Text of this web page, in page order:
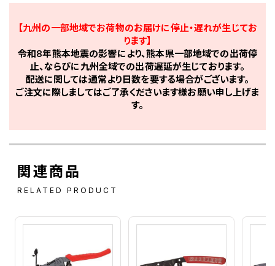
【九州の一部地域でお荷物のお届けに停止・遅れが生じてお
ります】
令和8年熊本地震の影響により、熊本県一部地域での出荷停
止、ならびに九州全域での出荷遅延が生じております。
配送に関しては通常より日数を要する場合がございます。
ご注文に際しましてはご了承くださいます様お願い申し上げま
す。
関連商品
RELATED PRODUCT